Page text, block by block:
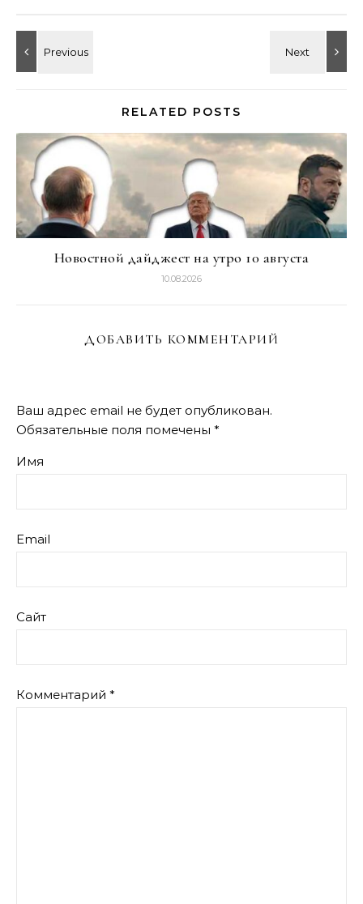
RELATED POSTS
Новостной дайджест на утро 10 августа
10.08.2026
ДОБАВИТЬ КОММЕНТАРИЙ
Ваш адрес email не будет опубликован.
Обязательные поля помечены *
Имя
Email
Сайт
Комментарий *